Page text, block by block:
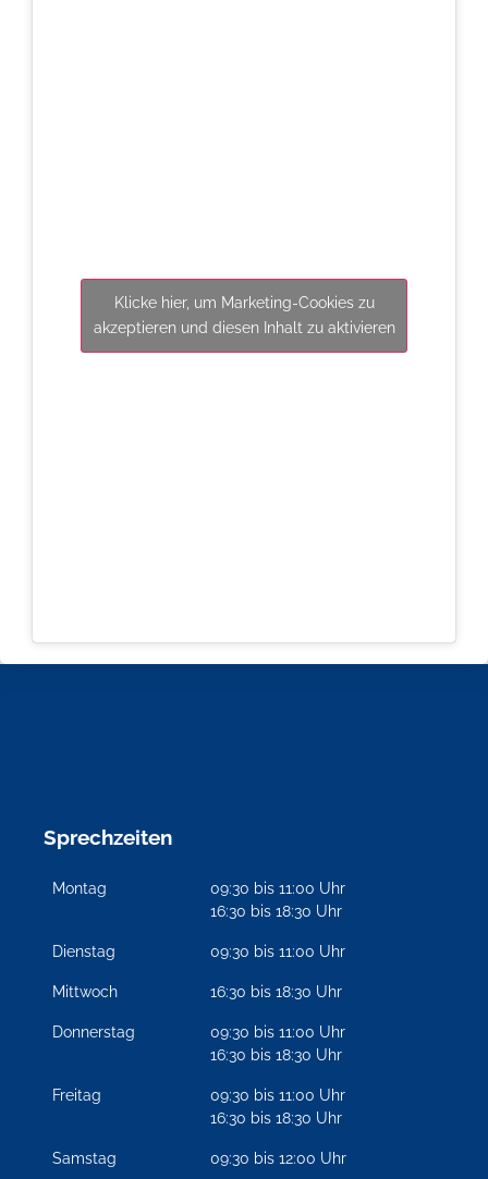
Klicke hier, um Marketing-Cookies zu
akzeptieren und diesen Inhalt zu aktivieren
Sprechzeiten
Montag
09:30 bis 11:00 Uhr
16:30 bis 18:30 Uhr
Dienstag 09:30 bis 11:00 Uhr
Mittwoch 16:30 bis 18:30 Uhr
Donnerstag
09:30 bis 11:00 Uhr
16:30 bis 18:30 Uhr
Freitag
09:30 bis 11:00 Uhr
16:30 bis 18:30 Uhr
Samstag 09:30 bis 12:00 Uhr